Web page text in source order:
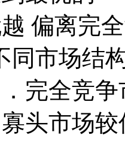
偏离完
同市场结
完全竞
头市场